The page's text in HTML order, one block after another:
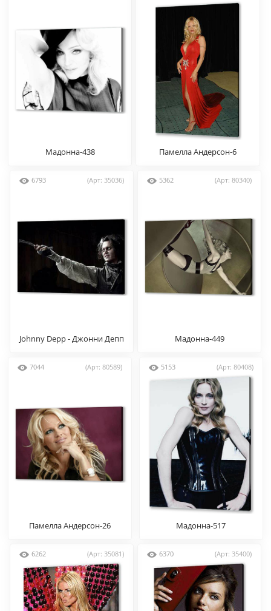
Мадонна-438 Памелла Андерсон-6
6793 (Арт: 35036)
Johnny Depp - Джонни Депп
5362 (Арт: 80340)
Мадонна-449
7044 (Арт: 80589)
Памелла Андерсон-26
5153 (Арт: 80408)
Мадонна-517
6262 (Арт: 35081) 6370 (Арт: 35400)